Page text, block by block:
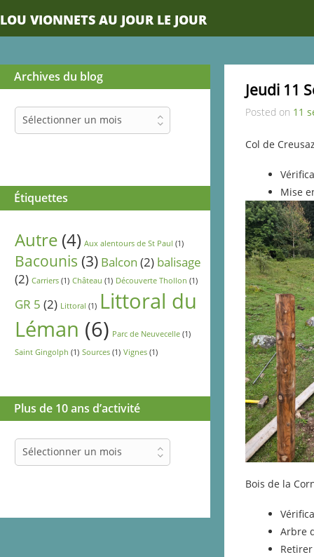
LOU VIONNETS AU JOUR LE JOUR
Archives du blog
Archives
du
Sélectionner un mois
Étiquettes
Autre (4) Aux alentours de St Paul (1)
Bacounis (3) Balcon (2) balisage
(2) Carriers (1) Château (1) Découverte Thollon (1)
GR 5 (2) Littoral (1) Littoral du
Léman (6) Parc de Neuvecelle (1)
Saint Gingolph (1) Sources (1) Vignes (1)
Plus de 10 ans d’activité
Plus
de
Sélectionner un mois
Jeudi 11
Posted on 11
Col de
Mise
Bois de la
Arbre